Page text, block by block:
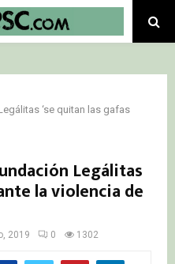
‘se quitan las gafas
Legálitas
la violencia de
2019 0 1302